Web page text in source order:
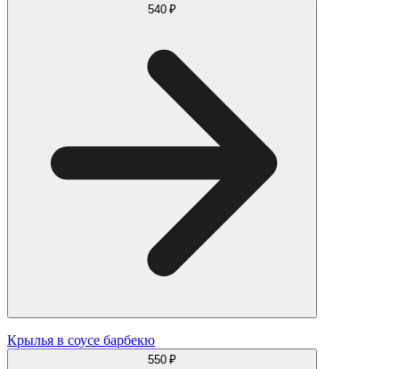
540 ₽
Крылья в соусе барбекю
550 ₽